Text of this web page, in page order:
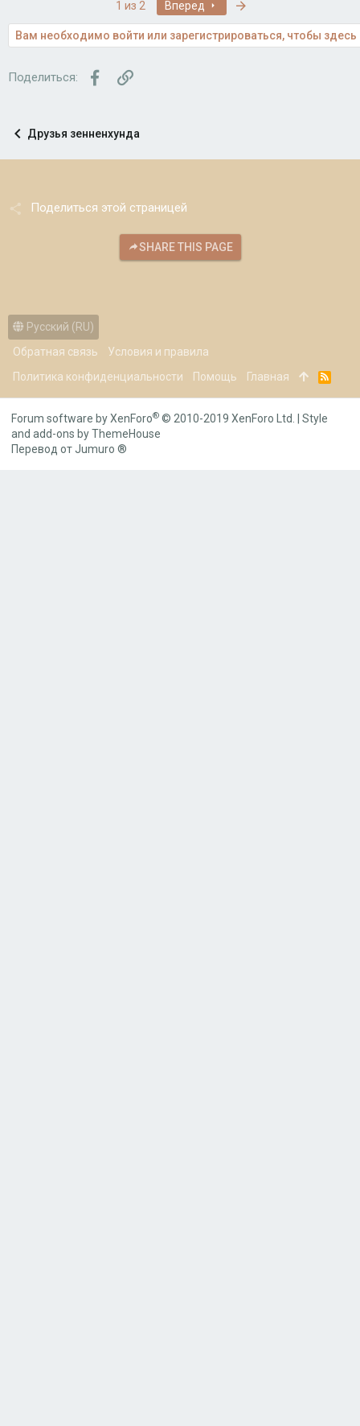
1 из 2 Вперед
Вам необходимо войти или зарегистрироваться, чтобы здесь
Поделиться: FacebookСсылка
Друзья зенненхунда
Поделиться этой страницей
SHARE THIS PAGE
Русский (RU)
Обратная связь
Условия и правила
Политика конфиденциальности
Помощь Главная
R
Forum software by XenForo® © 2010-2019 XenForo Ltd.
Style
and add-ons by ThemeHouse
Перевод от Jumuro ®